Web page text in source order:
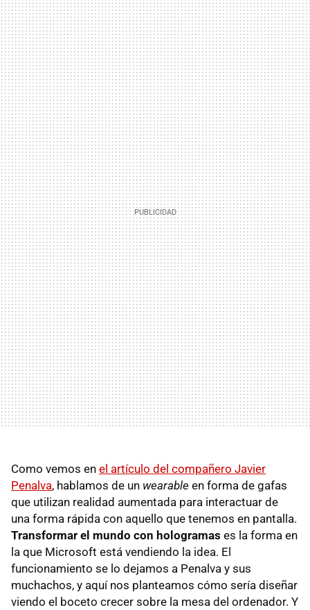
Como vemos en el artículo del compañero Javier
Penalva, hablamos de un wearable en forma de gafas
que utilizan realidad aumentada para interactuar de
una forma rápida con aquello que tenemos en pantalla.
Transformar el mundo con hologramas es la forma en
la que Microsoft está vendiendo la idea. El
funcionamiento se lo dejamos a Penalva y sus
muchachos, y aquí nos planteamos cómo sería diseñar
viendo el boceto crecer sobre la mesa del ordenador. Y